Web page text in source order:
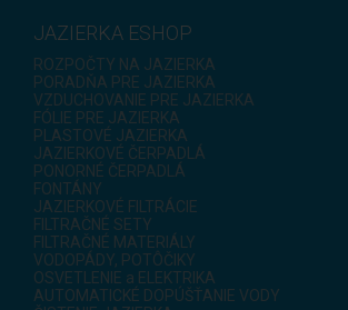
JAZIERKA ESHOP
ROZPOČTY NA JAZIERKA
PORADŇA PRE JAZIERKA
VZDUCHOVANIE PRE JAZIERKA
FÓLIE PRE JAZIERKA
PLASTOVÉ JAZIERKA
JAZIERKOVÉ ČERPADLÁ
PONORNÉ ČERPADLÁ
FONTÁNY
JAZIERKOVÉ FILTRÁCIE
FILTRAČNÉ SETY
FILTRAČNÉ MATERIÁLY
VODOPÁDY, POTÔČIKY
OSVETLENIE a ELEKTRIKA
AUTOMATICKÉ DOPÚŠŤANIE VODY